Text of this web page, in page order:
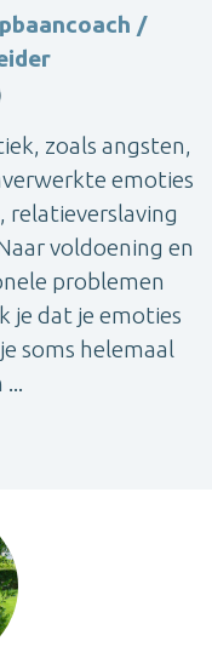
/
zoals angsten,
emoties
voldoening en
problemen
je dat je emoties
soms helemaal